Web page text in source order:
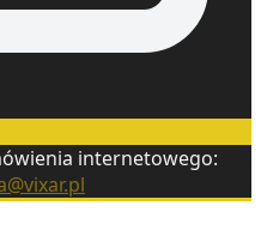
internetowego: